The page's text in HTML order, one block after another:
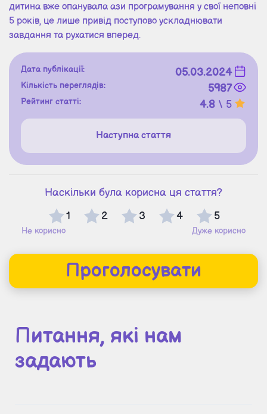
дитина вже опанувала ази програмування у свої неповні
5 років, це лише привід поступово ускладнювати
завдання та рухатися вперед.
Дата публікації: 05.03.2024
Кількість переглядів: 5987
Рейтинг статті: 4.8 \ 5
Наступна стаття
Наскільки була корисна ця стаття?
1
2 3 4 5
Не корисно Дуже корисно
Проголосувати
Питання, які нам
задають